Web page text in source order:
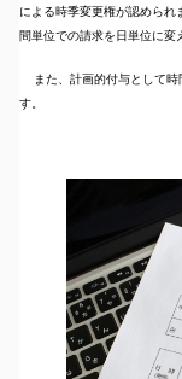
による時季変更権が認めら
間単位での請求を日単位に変
また、計画的付与として時
す。